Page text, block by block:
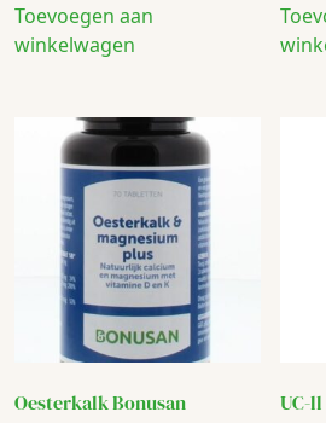
Toevoegen aan
winkelwagen
Oesterkalk Bonusan UC-